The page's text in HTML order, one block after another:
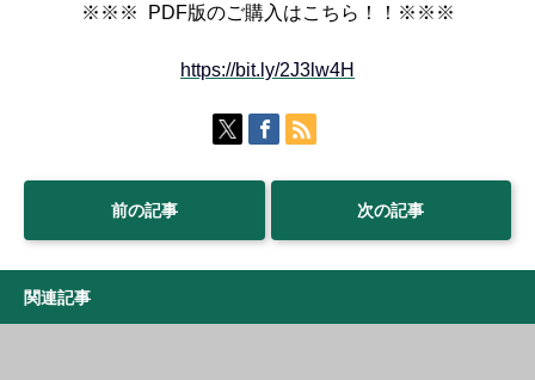
※※※ PDF版のご購入はこちら！！※※※
https://bit.ly/2J3lw4H
前の記事 次の記事
関連記事